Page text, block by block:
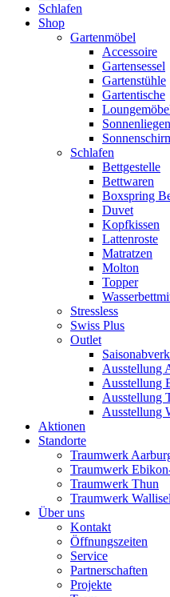
Schlafen
Shop
Gartenmöbel
Accessoire
Gartensessel
Gartenstühle
Gartentische
Sonnenliegen
Schlafen
Bettgestelle
Bettwaren
Boxspring
Duvet
Kopfkissen
Lattenroste
Matratzen
Molton
Topper
Stressless
Swiss Plus
Outlet
Ausstellung
Ausstellung
Ausstellung
Ausstellung
Aktionen
Standorte
Traumwerk
Traumwerk
Traumwerk Thun
Traumwerk
Über uns
Kontakt
Öffnungszeiten
Service
Partnerschaften
Projekte